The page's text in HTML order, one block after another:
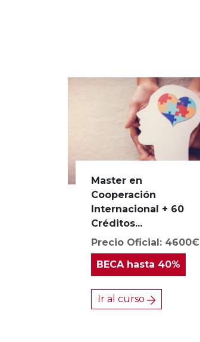
Master en
Cooperación
Internacional + 60
Créditos...
Precio Oficial: 4600€
BECAhasta 40%
Ir al curso